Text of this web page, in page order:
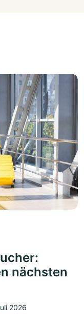
nächsten
2026